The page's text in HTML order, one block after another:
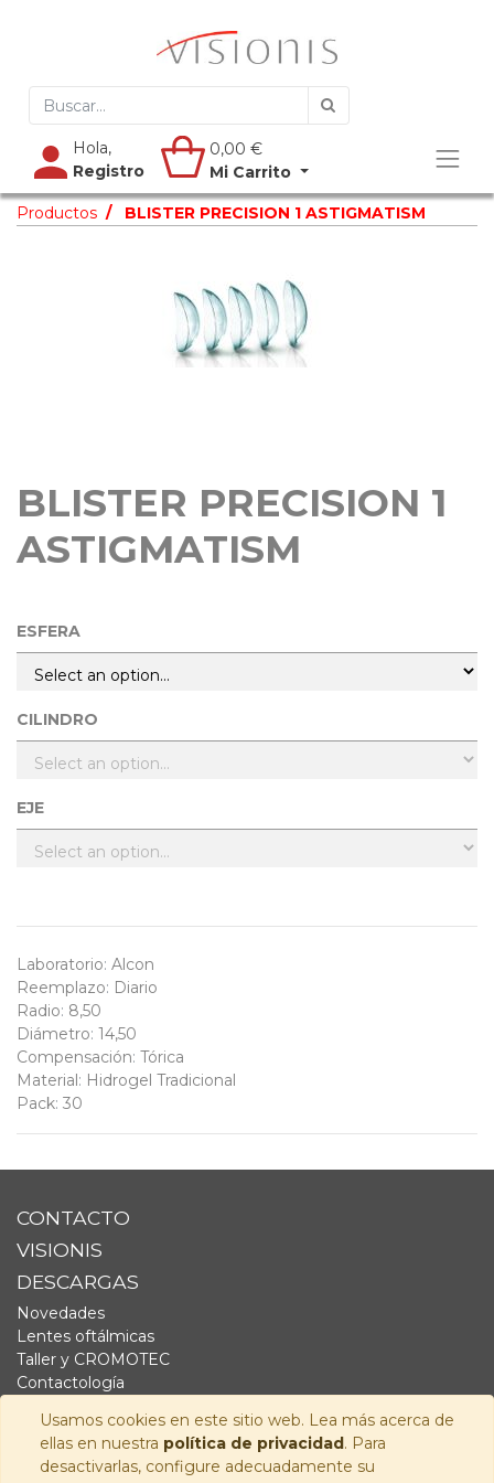
Usamos cookies en este sitio web. Lea más acerca de
ellas en nuestra política de privacidad. Para
desactivarlas, configure adecuadamente su
Hola,
Registro
0,00 €
Mi Carrito
Productos BLISTER PRECISION 1 ASTIGMATISM
BLISTER PRECISION 1
ASTIGMATISM
ESFERA
CILINDRO
EJE
Laboratorio: Alcon
Reemplazo: Diario
Radio: 8,50
Diámetro: 14,50
Compensación: Tórica
Material : Hidrogel Tradicional
Pack: 30
CONTACTO
VISIONIS
DESCARGAS
Novedades
Lentes oftálmicas
Taller y CROMOTEC
Contactología
Fornitura
Audiología